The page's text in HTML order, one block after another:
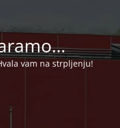
vam na strpljenju!